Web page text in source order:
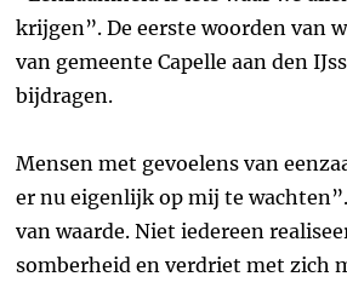
krijgen”. De eerste woorden van
van gemeente Capelle aan den
bijdragen.
Mensen met gevoelens van
er nu eigenlijk op mij te
van waarde. Niet iedereen
somberheid en verdriet met zich